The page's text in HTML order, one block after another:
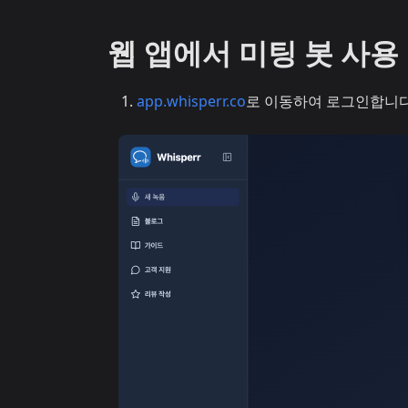
웹 앱에서 미팅 봇 사용
app.whisperr.co로 이동하여 로그인합니